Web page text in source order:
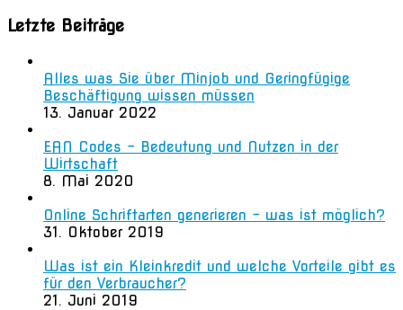
Letzte Beiträge
Alles was Sie über Minjob und Geringfügige
Beschäftigung wissen müssen
13. Januar 2022
EAN Codes – Bedeutung und Nutzen in der
Wirtschaft
8. Mai 2020
Online Schriftarten generieren – was ist möglich?
31. Oktober 2019
Was ist ein Kleinkredit und welche Vorteile gibt es
für den Verbraucher?
21. Juni 2019